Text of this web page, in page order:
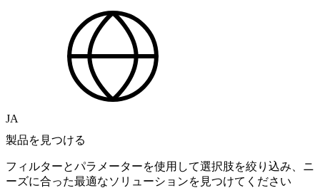
JA
製品を見つける
フィルターとパラメーターを使用して選択肢を絞り込み、ニ
ーズに合った最適なソリューションを見つけてください